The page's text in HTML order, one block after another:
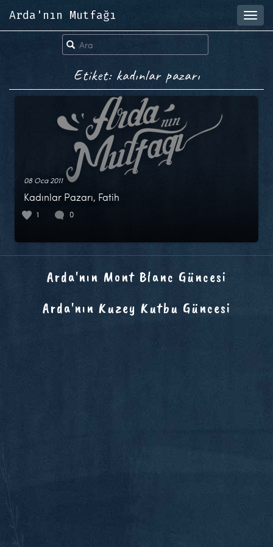
Arda'nın Mutfağı
Etiket: kadınlar pazarı
08 Oca 2011
Kadınlar Pazarı, Fatih
1 0
Arda'nın Mont Blanc Güncesi
Arda'nın Kuzey Kutbu Güncesi